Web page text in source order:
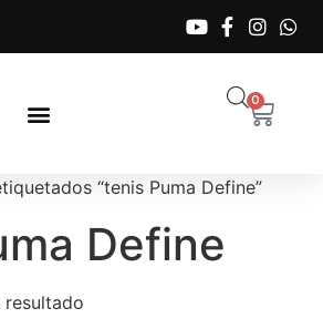
0
“tenis Puma Define”
Define